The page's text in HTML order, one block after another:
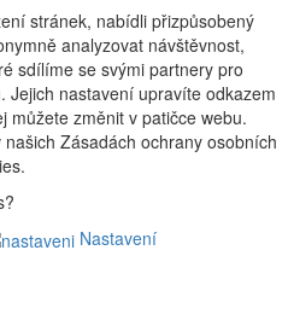
stránek, nabídli přizpůsobený
analyzovat návštěvnost,
sdílíme se svými partnery pro
Jejich nastavení upravíte odkazem
můžete změnit v patičce webu.
Zásadách ochrany osobních
Nastavení